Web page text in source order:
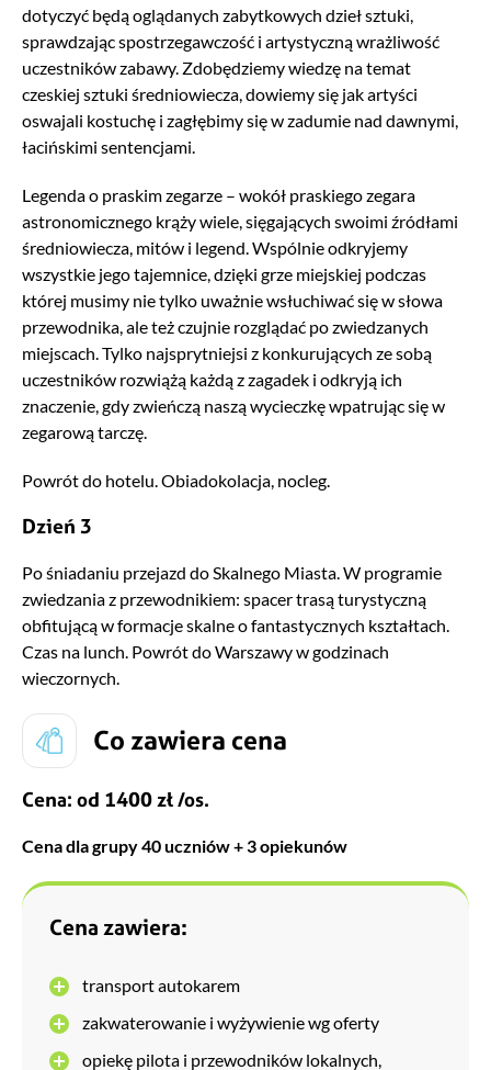
dotyczyć będą oglądanych zabytkowych dzieł sztuki,
sprawdzając spostrzegawczość i artystyczną wrażliwość
uczestników zabawy. Zdobędziemy wiedzę na temat
czeskiej sztuki średniowiecza, dowiemy się jak artyści
oswajali kostuchę i zagłębimy się w zadumie nad dawnymi,
łacińskimi sentencjami.
Legenda o praskim zegarze – wokół praskiego zegara
astronomicznego krąży wiele, sięgających swoimi źródłami
średniowiecza, mitów i legend. Wspólnie odkryjemy
wszystkie jego tajemnice, dzięki grze miejskiej podczas
której musimy nie tylko uważnie wsłuchiwać się w słowa
przewodnika, ale też czujnie rozglądać po zwiedzanych
miejscach. Tylko najsprytniejsi z konkurujących ze sobą
uczestników rozwiążą każdą z zagadek i odkryją ich
znaczenie, gdy zwieńczą naszą wycieczkę wpatrując się w
zegarową tarczę.
Powrót do hotelu. Obiadokolacja, nocleg.
Dzień 3
Po śniadaniu przejazd do Skalnego Miasta. W programie
zwiedzania z przewodnikiem: spacer trasą turystyczną
obfitującą w formacje skalne o fantastycznych kształtach.
Czas na lunch. Powrót do Warszawy w godzinach
wieczornych.
Co zawiera cena
Cena: od 1400 zł /os.
Cena dla grupy 40 uczniów + 3 opiekunów
Cena zawiera:
transport autokarem
zakwaterowanie i wyżywienie wg oferty
opiekę pilota i przewodników lokalnych,